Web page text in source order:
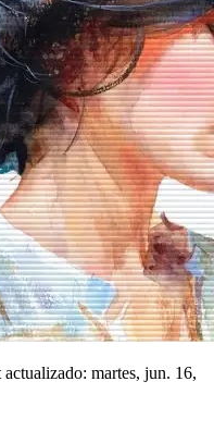
actualizado: martes, jun. 16,